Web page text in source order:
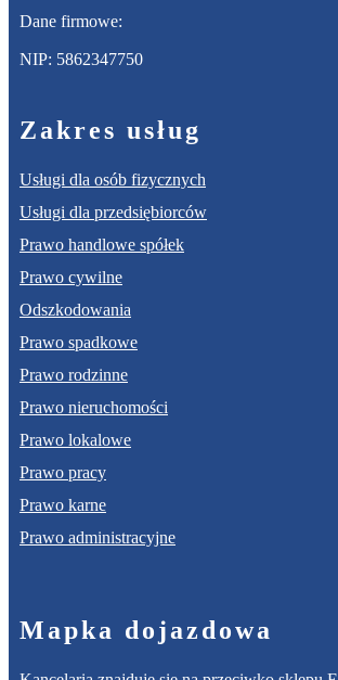
Dane firmowe:
NIP: 5862347750
Zakres usług
Usługi dla osób fizycznych
Usługi dla przedsiębiorców
Prawo handlowe spółek
Prawo cywilne
Odszkodowania
Prawo spadkowe
Prawo rodzinne
Prawo nieruchomości
Prawo lokalowe
Prawo pracy
Prawo karne
Prawo administracyjne
Mapka dojazdowa